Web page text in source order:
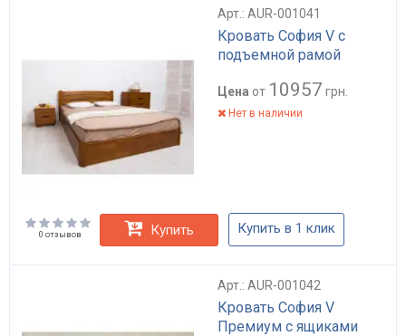
Арт.: AUR-001041
Кровать София V с
подъемной рамой
Цена от 10957 грн.
Нет в наличии
0 отзывов Купить Купить в 1 клик
Арт.: AUR-001042
Кровать София V
Премиум с ящиками